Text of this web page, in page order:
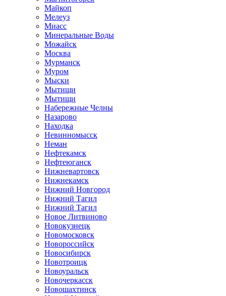
Майкоп
Мелеуз
Миасс
Минеральные Воды
Можайск
Москва
Мурманск
Муром
Мыски
Мытищи
Мытищи
Набережные Челны
Назарово
Находка
Невинномысск
Неман
Нефтекамск
Нефтеюганск
Нижневартовск
Нижнекамск
Нижний Новгород
Нижний Тагил
Нижний Тагил
Новое Литвиново
Новокузнецк
Новомосковск
Новороссийск
Новосибирск
Новотроицк
Новоуральск
Новочеркасск
Новошахтинск